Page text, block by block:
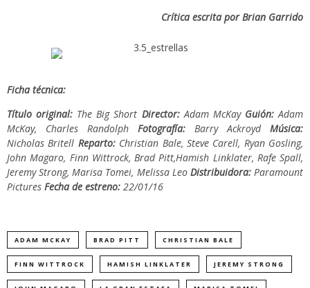
Crítica escrita por Brian Garrido
Ficha técnica:
Título original: The Big Short Director:Adam McKay Guión:Adam
McKay, Charles Randolph Fotografía: Barry Ackroyd Música:
Nicholas Britell Reparto:Christian Bale, Steve Carell, Ryan Gosling,
John Magaro, Finn Wittrock, Brad Pitt,Hamish Linklater, Rafe Spall,
Jeremy Strong, Marisa Tomei, Melissa Leo Distribuidora:Paramount
Pictures Fecha de estreno: 22/01/16
ADAM MCKAY BRAD PITT CHRISTIAN BALE
FINN WITTROCK HAMISH LINKLATER JEREMY STRONG